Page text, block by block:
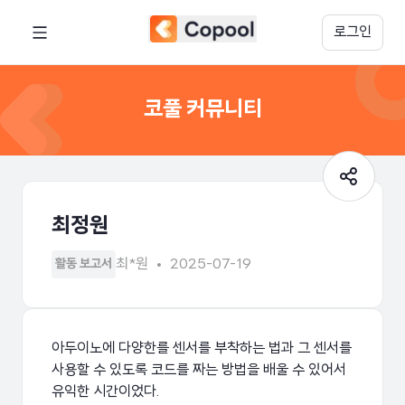
로그인
코풀 커뮤니티
최정원
활동 보고서 최*원 2025-07-19
아두이노에 다양한를 센서를 부착하는 법과 그 센서를
사용할 수 있도록 코드를 짜는 방법을 배울 수 있어서
유익한 시간이었다.